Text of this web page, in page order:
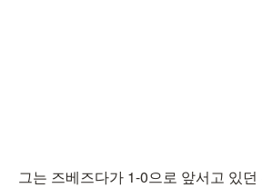
그는 즈베즈다가 1-0으로 앞서고 있